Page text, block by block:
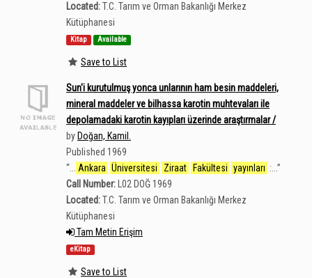
Located:T.C. Tarım ve Orman Bakanlığı Merkez
Kütüphanesi
Kitap Available
Save to List
Sun'i kurutulmuş yonca unlarının ham besin maddeleri,
mineral maddeler ve bilhassa karotin muhtevaları ile
depolamadaki karotin kayıpları üzerinde araştırmalar /
by Doğan, Kamil.
Published 1969
“
Ankara Üniversitesi Ziraat Fakültesi yayınları :... ”
Call Number: L02 DOĞ 1969
Located:T.C. Tarım ve Orman Bakanlığı Merkez
Kütüphanesi
Tam Metin Erişim
eKitap
Save to List